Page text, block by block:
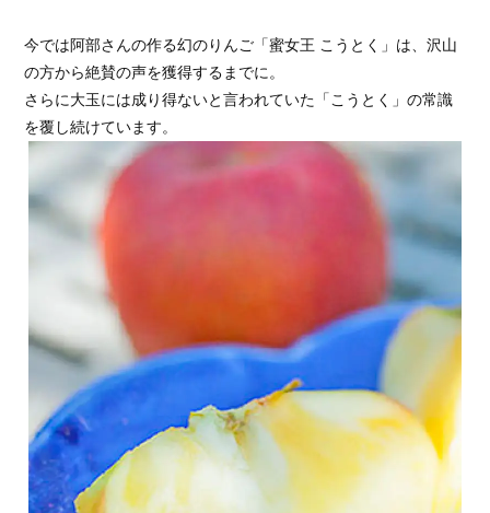
今では阿部さんの作る幻のりんご「蜜女王 こうとく」は、沢山
の方から絶賛の声を獲得するまでに。
さらに大玉には成り得ないと言われていた「こうとく」の常識
を覆し続けています。